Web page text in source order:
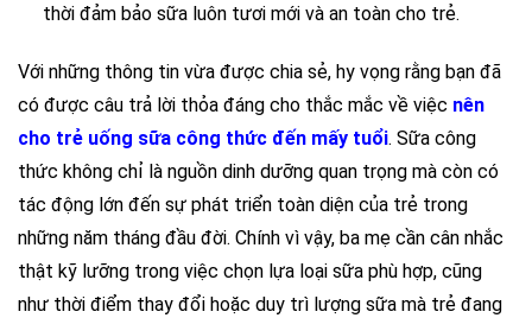
thời đảm bảo sữa luôn tươi mới và an toàn cho trẻ.
Với những thông tin vừa được chia sẻ, hy vọng rằng bạn đã
có được câu trả lời thỏa đáng cho thắc mắc về việc nên
cho trẻ uống sữa công thức đến mấy tuổi. Sữa công
thức không chỉ là nguồn dinh dưỡng quan trọng mà còn có
tác động lớn đến sự phát triển toàn diện của trẻ trong
những năm tháng đầu đời. Chính vì vậy, ba mẹ cần cân nhắc
thật kỹ lưỡng trong việc chọn lựa loại sữa phù hợp, cũng
như thời điểm thay đổi hoặc duy trì lượng sữa mà trẻ đang